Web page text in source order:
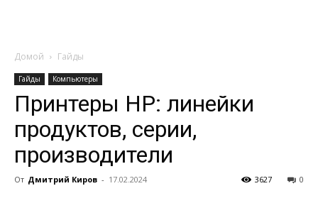
Домой Гайды
Гайды Компьютеры
Принтеры HP: линейки
продуктов, серии,
производители
От Дмитрий Киров - 17.02.2024 0
3627